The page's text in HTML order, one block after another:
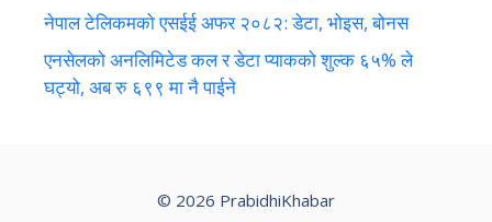
नेपाल टेलिकमको एसईई अफर २०८२: डेटा, भोइस, बोनस
एनसेलको अनलिमिटेड कल र डेटा प्याकको शुल्क ६५% ले
घट्यो, अब रु ६९९ मा नै पाईने
© 2026 PrabidhiKhabar